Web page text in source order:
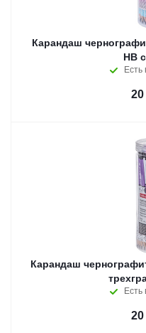
Карандаш
HB
Есть
20
Карандаш чернографитный HB с
Есть
20